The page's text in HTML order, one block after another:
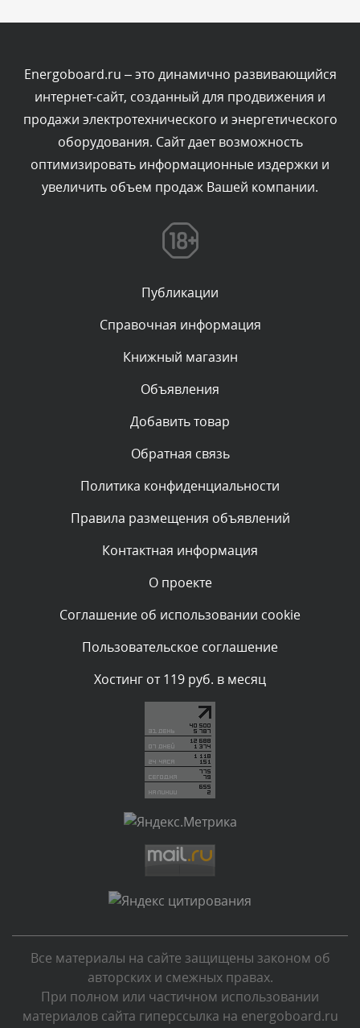
Комментарий проверяется
Текст комментария будет виден после проверки
администратором.
Сегодня, в 07:26
Комментарий проверяется
Текст комментария будет виден после проверки
Комментарий проверяется
Текст комментария будет виден после проверки
администратором.
Комментарий проверяется
администратором.
Комментарий проверяется
администратором.
Комментарий проверяется
администратором.
Комментарий проверяется
Текст комментария будет виден после проверки
Комментарий проверяется
Текст комментария будет виден после проверки
администратором.
Текст комментария будет виден после проверки
администратором.
Комментарий проверяется
Текст комментария будет виден после проверки
администратором.
Вчера, в 23:48
Energoboard.ru – это динамично развивающийся
интернет-сайт, созданный для продвижения и
продажи электротехнического и энергетического
оборудования. Сайт дает возможность
оптимизировать информационные издержки и
увеличить объем продаж Вашей компании.
Публикации
Справочная информация
Книжный магазин
Объявления
Добавить товар
Обратная связь
Политика конфиденциальности
Правила размещения объявлений
Контактная информация
О проекте
Соглашение об использовании cookie
Пользовательское соглашение
Хостинг от 119 руб. в месяц
Все материалы на сайте защищены законом об
авторских и смежных правах.
При полном или частичном использовании
материалов сайта гиперссылка на energoboard.ru